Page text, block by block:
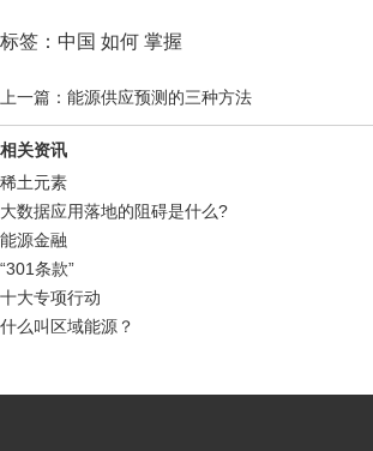
标签：中国 如何 掌握
上一篇：能源供应预测的三种方法
相关资讯
稀土元素
大数据应用落地的阻碍是什么?
能源金融
“301条款”
十大专项行动
什么叫区域能源？